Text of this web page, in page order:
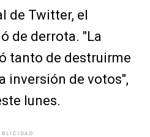
de Twitter, el
de derrota. "La
tanto de destruirme
inversión de votos",
lunes.